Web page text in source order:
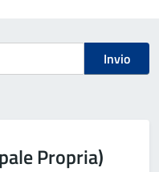
Invio
Propria)